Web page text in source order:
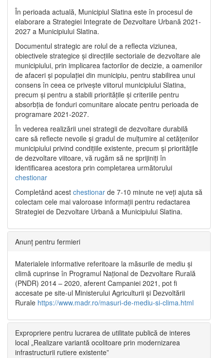
În perioada actuală, Municipiul Slatina este în procesul de
elaborare a Strategiei Integrate de Dezvoltare Urbană 2021‐
2027 a Municipiului Slatina.
Documentul strategic are rolul de a reflecta viziunea,
obiectivele strategice și direcțiile sectoriale de dezvoltare ale
municipiului, prin implicarea factorilor de decizie, a oamenilor
de afaceri și populației din municipiu, pentru stabilirea unui
consens în ceea ce privește viitorul municipiului Slatina,
precum și pentru a stabili prioritățile și criteriile pentru
absorbția de fonduri comunitare alocate pentru perioada de
programare 2021-2027.
În vederea realizării unei strategii de dezvoltare durabilă
care să reflecte nevoile și gradul de mulțumire al cetățenilor
municipiului privind condițiile existente, precum și prioritățile
de dezvoltare viitoare, vă rugăm să ne sprijiniți în
identificarea acestora prin completarea următorului
chestionar
Completând acest chestionar de 7-10 minute ne veți ajuta să
colectam cele mai valoroase informații pentru redactarea
Strategiei de Dezvoltare Urbană a Municipiului Slatina.
Anunț pentru fermieri
Materialele informative referitoare la măsurile de mediu și
climă cuprinse în Programul Național de Dezvoltare Rurală
(PNDR) 2014 – 2020, aferent Campaniei 2021, pot fi
accesate pe site-ul Ministerului Agriculturii și Dezvoltării
Rurale https://www.madr.ro/masuri-de-mediu-si-clima.html
Expropriere pentru lucrarea de utilitate publică de interes
local „Realizare variantă ocolitoare prin modernizarea
infrastructurii rutiere existente”